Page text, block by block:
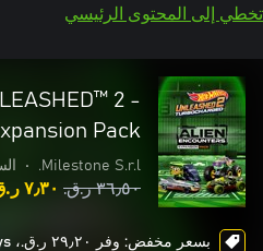
تخطي إلى المحتوى الرئيسي
2 -
Pack
Milestone S.r.l.
•
٣٦٫٥٠ ر.ق.‏ ٧٫٣٠ ر.ق.‏
بسعر مخفض: وفر ٢٩٫٢٠ ر.ق.‏، ends in 5 days